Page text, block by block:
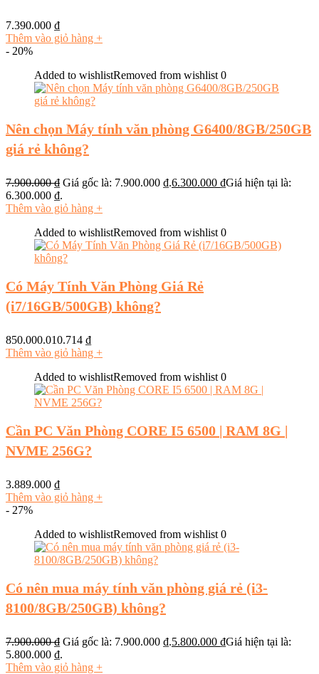
7.390.000 ₫
Thêm vào giỏ hàng +
- 20%
Added to wishlistRemoved from wishlist 0
Nên chọn Máy tính văn phòng G6400/8GB/250GB
giá rẻ không?
7.900.000₫ Giá gốc là: 7.900.000 ₫.6.300.000 ₫Giá hiện tại là:
6.300.000 ₫.
Thêm vào giỏ hàng +
Added to wishlistRemoved from wishlist 0
Có Máy Tính Văn Phòng Giá Rẻ
(i7/16GB/500GB) không?
850.000.010.714 ₫
Thêm vào giỏ hàng +
Added to wishlistRemoved from wishlist 0
Cần PC Văn Phòng CORE I5 6500 | RAM 8G |
NVME 256G?
3.889.000 ₫
Thêm vào giỏ hàng +
- 27%
Added to wishlistRemoved from wishlist 0
Có nên mua máy tính văn phòng giá rẻ (i3-
8100/8GB/250GB) không?
7.900.000₫ Giá gốc là: 7.900.000 ₫.5.800.000 ₫Giá hiện tại là:
5.800.000 ₫.
Thêm vào giỏ hàng +